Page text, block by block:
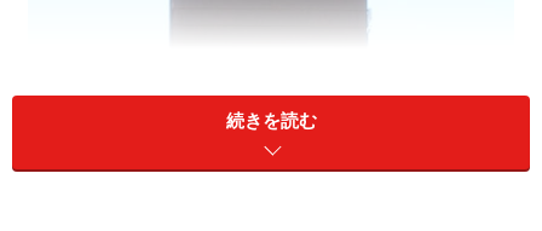
続きを読む